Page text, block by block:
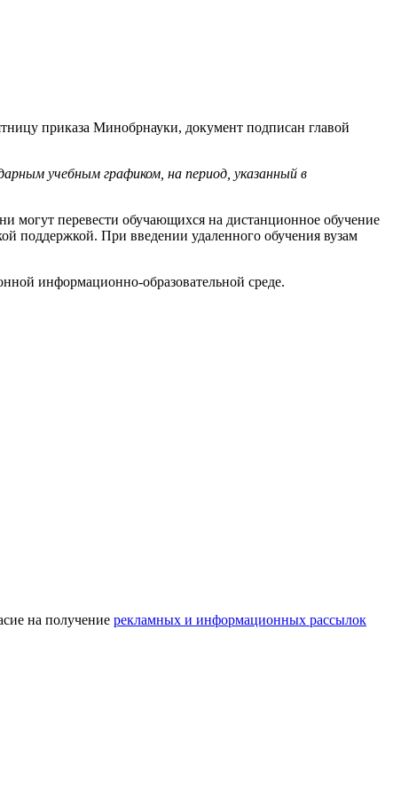
приказа Минобрнауки, документ подписан главой
учебным графиком, на период, указанный в
могут перевести обучающихся на дистанционное обучение
поддержкой. При введении удаленного обучения вузам
информационно-образовательной среде.
на получение рекламных и информационных рассылок